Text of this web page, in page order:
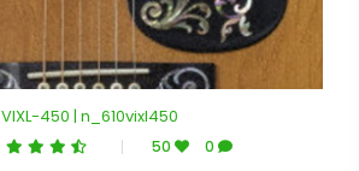
VIXL-450 | n_610vixl450
50 0